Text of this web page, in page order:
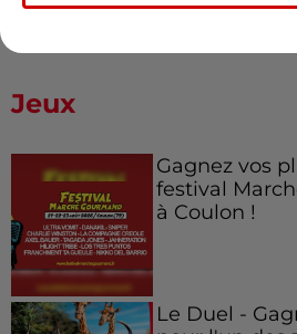
Jeux
Gagnez vos
festival
à Coulon !
Le Duel -